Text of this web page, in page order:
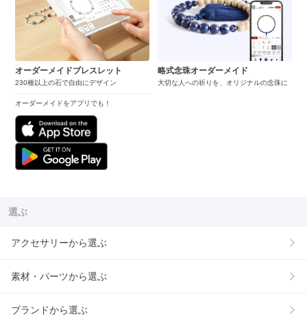
オーダーメイドブレスレット
230種以上の石で自由にデザイン
オーダーメイドをアプリでも！
略式念珠オーダーメイド
大切な人への祈りを、オリジナルの念珠に
選ぶ
アクセサリーから選ぶ
素材・パーツから選ぶ
ブランドから選ぶ